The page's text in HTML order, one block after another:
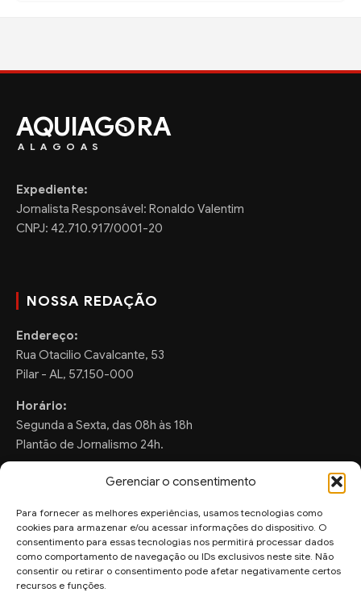
Gerenciar o consentimento
Para fornecer as melhores experiências, usamos tecnologias como
cookies para armazenar e/ou acessar informações do dispositivo. O
consentimento para essas tecnologias nos permitirá processar dados
como comportamento de navegação ou IDs exclusivos neste site. Não
consentir ou retirar o consentimento pode afetar negativamente certos
recursos e funções.
AQUIAG RA
ALAGOAS
Expediente:
Jornalista Responsável: Ronaldo Valentim
CNPJ: 42.710.917/0001-20
NOSSA REDAÇÃO
Endereço:
Rua Otacilio Cavalcante, 53
Pilar - AL, 57.150-000
Horário:
Segunda a Sexta, das 08h às 18h
Plantão de Jornalismo 24h.
FALE CONOSCO
Sugestões de Pauta:
ronaldo.valentim150@gmail.com